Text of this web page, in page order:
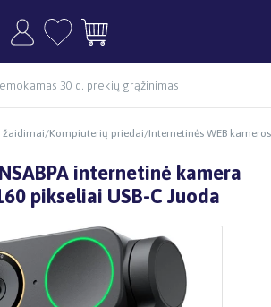
30 d. prekių grąžinimas
žaidimai/Kompiuterių priedai/Internetinės WEB kameros
internetinė kamera
pikseliai USB-C Juoda